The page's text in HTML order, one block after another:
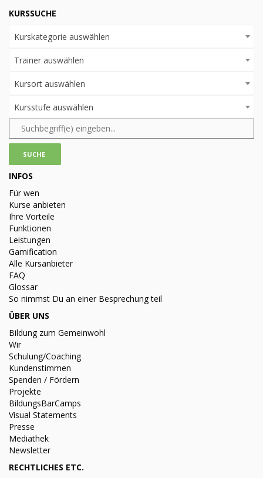
KURSSUCHE
Kurskategorie auswählen
Trainer auswählen
Kursort auswählen
Kursstufe auswählen
INFOS
Für wen
Kurse anbieten
Ihre Vorteile
Funktionen
Leistungen
Gamification
Alle Kursanbieter
FAQ
Glossar
So nimmst Du an einer Besprechung teil
ÜBER UNS
Bildung zum Gemeinwohl
Wir
Schulung/Coaching
Kundenstimmen
Spenden / Fördern
Projekte
BildungsBarCamps
Visual Statements
Presse
Mediathek
Newsletter
RECHTLICHES ETC.